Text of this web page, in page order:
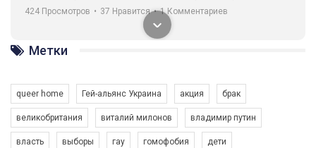
навіть коли ми у різних містах та не можемо зустрінеться, ми
разом. Ми закликаємо всіх хто поділяє цінності рівності та
солідарності, приєднатися до нас. Регіональні підрозділи
ГАУ є в 16 областях України.
Разом наш голос лунає гучніше!
424 Просмотров • 37 Нравится • 1 Комментариев
Метки
queer home Гей-альянс Украина акция брак
великобритания виталий милонов владимир путин
власть выборы гау гомофобия дети